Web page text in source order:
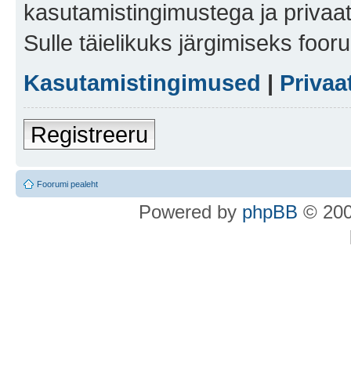
kasutamistingimustega ja
Sulle täielikuks järgimiseks
Kasutamistingimused |
Registreeru
Foorumi pealeht
Powered by phpBB ©